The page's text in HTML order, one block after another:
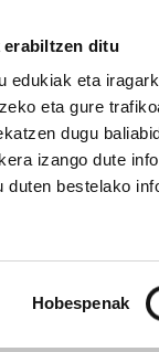
erabiltzen ditu
edukiak eta
eta gure
dugu
izango dute
duten bestelako
Hobespenak